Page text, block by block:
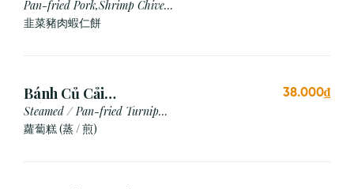
Thịt
Pan-fried Pork,Shrimp Chive
Cake
韭菜豬肉蝦仁餅
Bánh Củ Cải
Hấp/Chiên (3 viên)
Steamed / Pan-fried Turnip
Cake
蘿蔔糕 (蒸 / 煎)
38.000₫